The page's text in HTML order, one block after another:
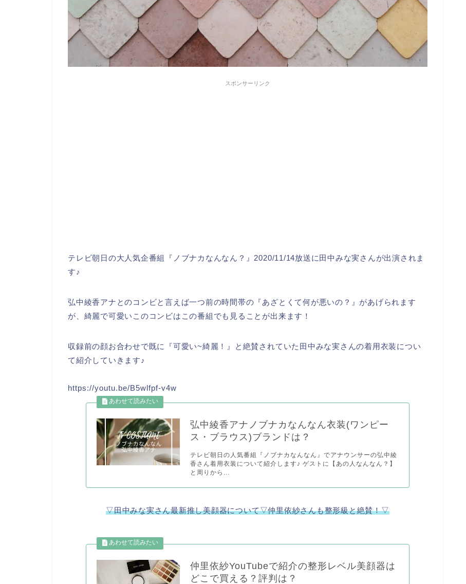
スポンサーリンク
テレビ朝日の大人気企番組『ノブナカなんなん？』2020/11/14放送に田中みな実さんが出演されま
す♪
弘中綾香アナとのコンビと言えば一つ前の時間帯の『あざとくて何が悪いの？』があげられます
が、綺麗で可愛いこのコンビはこの番組でも見ることが出来ます！
収録前の顔お合わせで既に『可愛い~綺麗！』と絶賛されていた田中みな実さんの着用衣装につい
て紹介していきます♪
https://youtu.be/B5wlfpf-v4w
弘中綾香アナノブナカなんなん衣装(ワンピー
ス・ブラウス)ブランドは？
テレビ朝日の人気番組『ノブナカなんなん』でアナウンサーの弘中綾
香さん着用衣装について紹介します♪ ゲストに【あの人なんなん？】
と周りから...
▽田中みな実さん最新推し美顔器について▽仲里依紗さんも整形級と絶賛！▽
仲里依紗YouTubeで紹介の整形レベル美顔器は
どこで買える？評判は？